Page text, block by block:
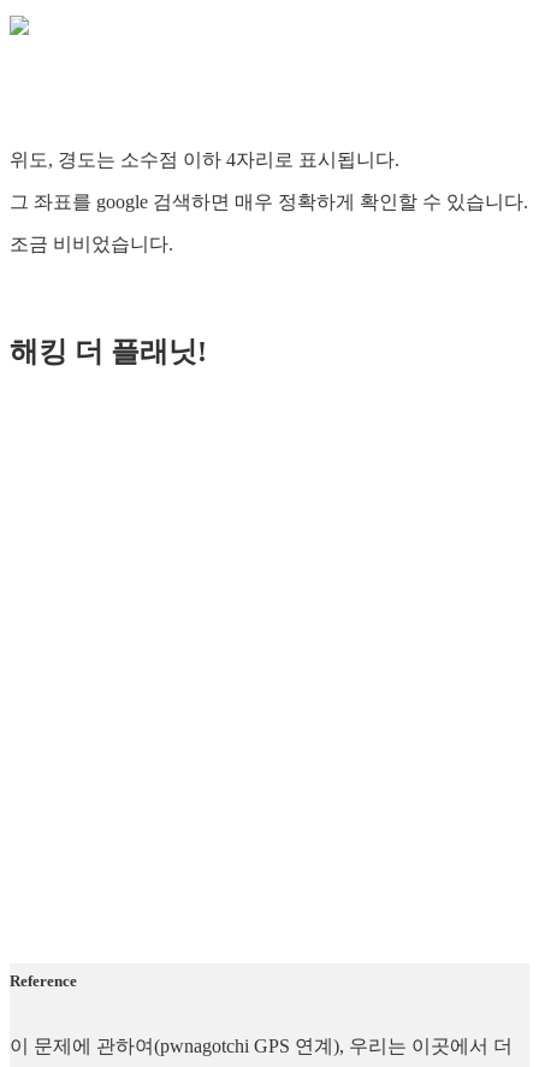
위도, 경도는 소수점 이하 4자리로 표시됩니다.
그 좌표를 google 검색하면 매우 정확하게 확인할 수 있습니다.
조금 비비었습니다.
해킹 더 플래닛!
Reference
이 문제에 관하여(pwnagotchi GPS 연계), 우리는 이곳에서 더